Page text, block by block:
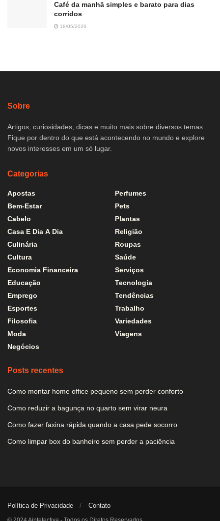
Café da manhã simples e barato para dias
corridos
18/05/2026
Sobre
Artigos, curiosidades, dicas e muito mais sobre diversos temas.
Fique por dentro do que está acontecendo no mundo e explore
novos interesses em um só lugar.
Categorias
Apostas
Bem-Estar
Cabelo
Casa E Dia A Dia
Culinária
Cultura
Economia Financeira
Educação
Emprego
Esportes
Filosofia
Moda
Negócios
Perfumes
Pets
Plantas
Religião
Roupas
Saúde
Serviços
Tecnologia
Tendências
Trabalho
Variedades
Viagens
Posts recentes
Como montar home office pequeno sem perder conforto
Como reduzir a bagunça no quarto sem virar neura
Como fazer faxina rápida quando a casa pede socorro
Como limpar box do banheiro sem perder a paciência
Política de Privacidade Contato